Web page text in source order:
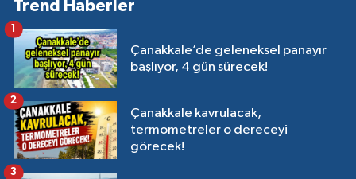
Trend Haberler
Çanakkale’de geleneksel panayır
başlıyor, 4 gün sürecek!
Çanakkale kavrulacak,
termometreler o dereceyi
görecek!
2
3